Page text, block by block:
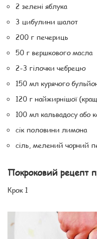
2 зелені яблука
3 цибулини шалот
200 г печериць
50 г вершкового масла
2-3 гілочки чебрецю
150 мл курячого
120 г найжирнішої
100 мл кальвадосу або
сік половини лимона
сіль, мелений чорний
Покроковий рецепт
Крок 1